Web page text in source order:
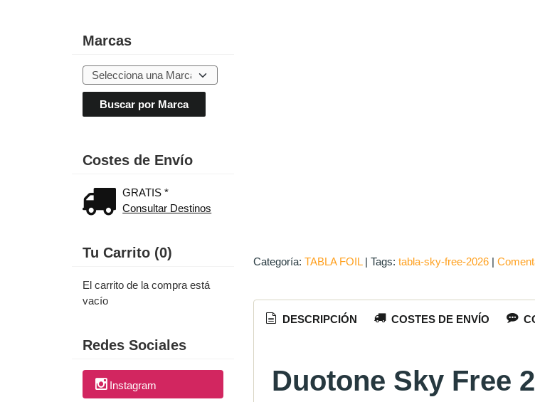
Marcas
Costes de Envío
GRATIS *
Consultar Destinos
Tu Carrito (0)
El carrito de la compra está
vacío
Redes Sociales
Instagram
Categoría: TABLA FOIL| Tags: tabla-sky-free-2026 |
DESCRIPCIÓN COSTES DE ENVÍO
Duotone Sky Free